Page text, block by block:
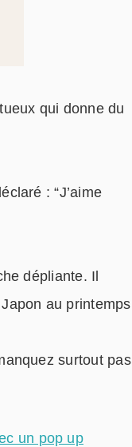
qui donne du
: “J’aime
dépliante. Il
au printemps
surtout pas
un pop up